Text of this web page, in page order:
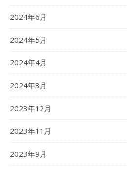
2024年6月
2024年5月
2024年4月
2024年3月
2023年12月
2023年11月
2023年9月